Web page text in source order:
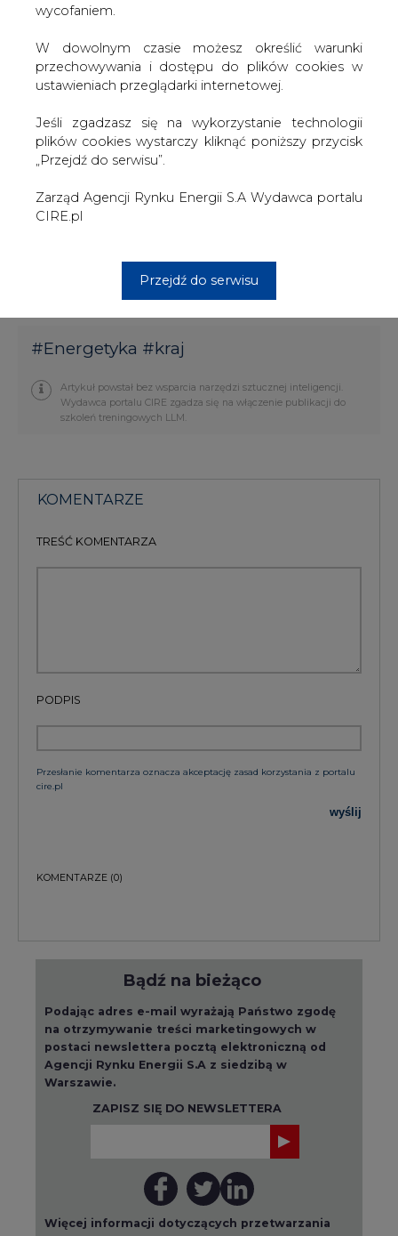
wycofaniem.
W dowolnym czasie możesz określić warunki
przechowywania i dostępu do plików cookies w
ustawieniach przeglądarki internetowej.
Jeśli zgadzasz się na wykorzystanie technologii
plików cookies wystarczy kliknąć poniższy przycisk
„Przejdź do serwisu”.
Zarząd Agencji Rynku Energii S.A Wydawca portalu
CIRE.pl
Przejdź do serwisu
Pismo podaje szczegóły, natomiast raportem
sygnalizujemy tylko nasz wniosek o wszczęcie takiego
postępowania - mówi Ewa Bojar, rzecznik Elektrimu.
Wczoraj Wood & Company utrzymał rekomendację
akumuluj dla walorów tej spółki, a ich cenę ustalił na 34 zł
za akcję. Zdaniem Andrzeja Powierży, analityka Wood &
krótkoterminowe problemy Elektrimu (poza
wcześniejszym wykupem obligacji zamiennych) oraz
chociaż prawdopodobnie spółka skoncentruje się na
#Energetyka #kraj
Artykuł powstał bez wsparcia narzędzi sztucznej inteligencji.
Wydawca portalu CIRE zgadza się na włączenie publikacji do
szkoleń treningowych LLM.
KOMENTARZE
TREŚĆ KOMENTARZA
PODPIS
Przesłanie komentarza oznacza akceptację zasad korzystania z portalu
cire.pl
wyślij
KOMENTARZE (0)
Bądź na bieżąco
Podając adres e-mail wyrażają Państwo zgodę
na otrzymywanie treści marketingowych w
postaci newslettera pocztą elektroniczną od
Agencji Rynku Energii S.A z siedzibą w
Warszawie.
ZAPISZ SIĘ DO NEWSLETTERA
Więcej informacji dotyczących przetwarzania